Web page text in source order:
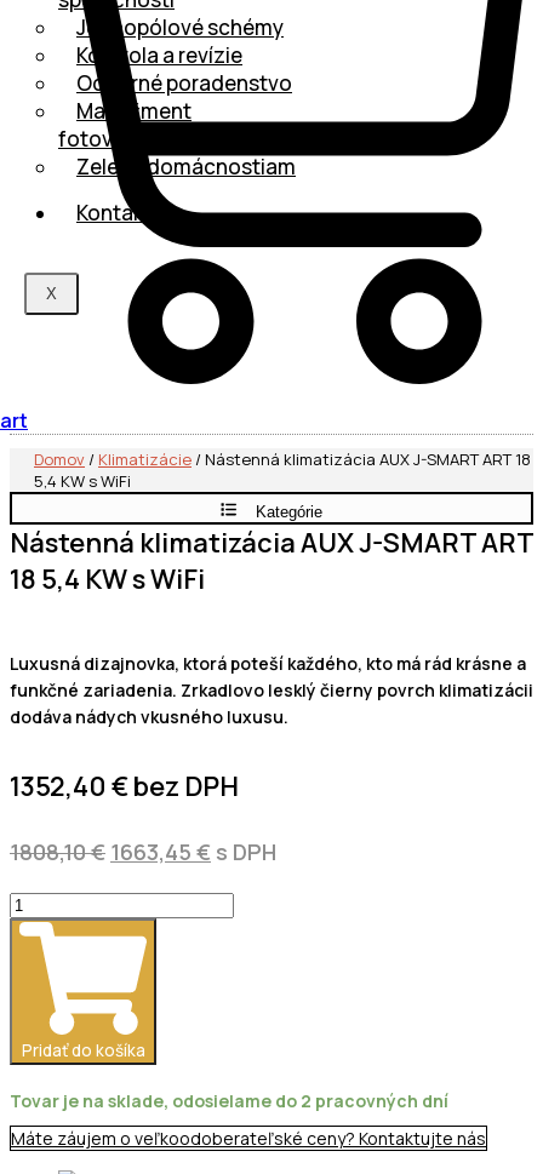
Jednopólové schémy
Kontrola a revízie
Odborné poradenstvo
Manažment
fotovoltaiky
Zelená domácnostiam
Kontakt
X
Domov / Klimatizácie / Nástenná klimatizácia AUX J-SMART ART 18
5,4 KW s WiFi
Kategórie
Nástenná klimatizácia AUX J-SMART ART
18 5,4 KW s WiFi
Luxusná dizajnovka, ktorá poteší každého, kto má rád krásne a
funkčné zariadenia. Zrkadlovo lesklý čierny povrch klimatizácii
dodáva nádych vkusného luxusu.
1352,40 €bez DPH
1808,10€ Pôvodná
1808,10 €.
1663,45 € Aktuálna
s DPH
množstvo
Nástenná
klimatizácia
SMART
ART
18
5,4
KW
Pridať do košíka
Tovar je na sklade, odosielame do 2 pracovných dní
Máte záujem o veľkoodoberateľské ceny? Kontaktujte nás